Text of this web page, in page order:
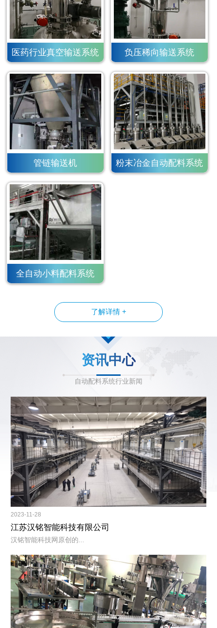
医药行业真空输送系统 负压稀向输送系统
管链输送机 粉末冶金自动配料系统
全自动小料配料系统
了解详情 +
资讯中心
自动配料系统行业新闻
2023-11-28
江苏汉铭智能科技有限公司
汉铭智能科技网原创的...